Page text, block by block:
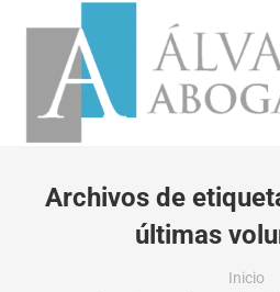
Archivos de
últimas
Inicio